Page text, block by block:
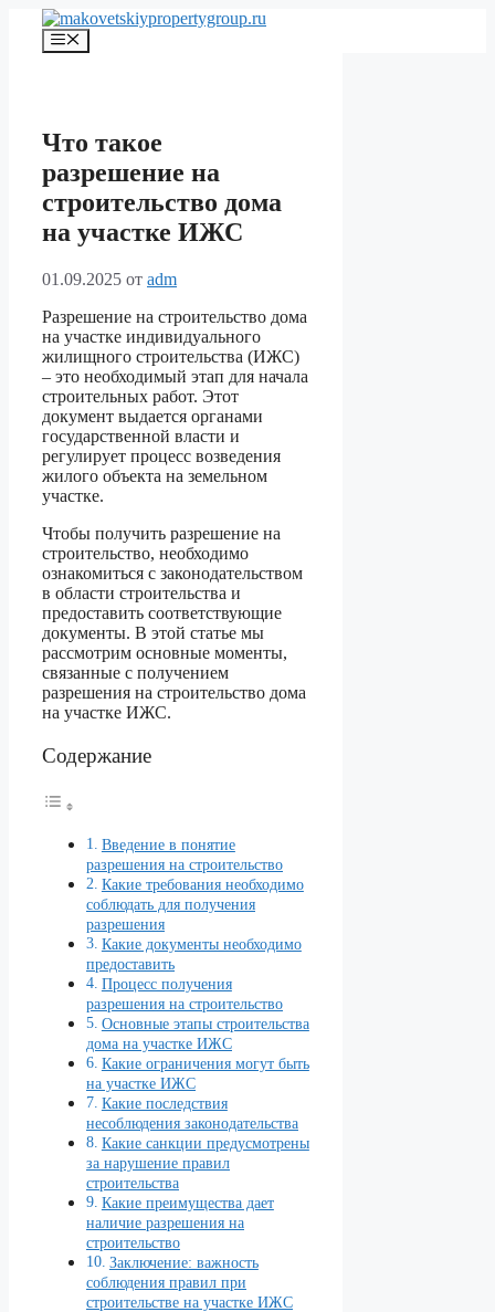
Перейти
содержимому
Меню
Что такое
разрешение на
строительство дома
на участке ИЖС
01.09.2025 от adm
Разрешение на строительство дома
на участке индивидуального
жилищного строительства (ИЖС)
– это необходимый этап для начала
строительных работ. Этот
документ выдается органами
государственной власти и
регулирует процесс возведения
жилого объекта на земельном
участке.
Чтобы получить разрешение на
строительство, необходимо
ознакомиться с законодательством
в области строительства и
предоставить соответствующие
документы. В этой статье мы
рассмотрим основные моменты,
связанные с получением
разрешения на строительство дома
на участке ИЖС.
Содержание
Введение в понятие
разрешения на строительство
Какие требования необходимо
соблюдать для получения
разрешения
Какие документы необходимо
предоставить
Процесс получения
разрешения на строительство
Основные этапы строительства
дома на участке ИЖС
Какие ограничения могут быть
на участке ИЖС
Какие последствия
несоблюдения законодательства
Какие санкции предусмотрены
за нарушение правил
строительства
Какие преимущества дает
наличие разрешения на
строительство
Заключение: важность
соблюдения правил при
строительстве на участке ИЖС